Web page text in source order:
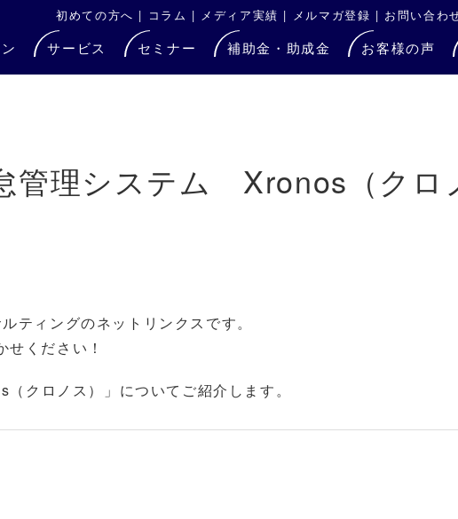
初めての方へ | コラム | メディア実績 | メルマガ登録 | お問い合わ
サービス セミナー 補助金・助成金 お客様の声
管理システム Xronos（クロ
ティングのネットリンクスです。
ください！
クロノス）」についてご紹介します。